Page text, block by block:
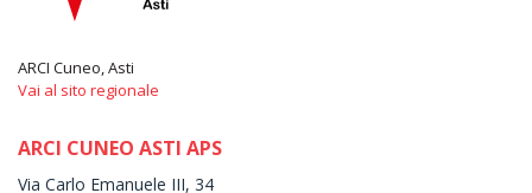
ARCI Cuneo, Asti
Vai al sito regionale
ARCI CUNEO ASTI APS
Via Carlo Emanuele III, 34